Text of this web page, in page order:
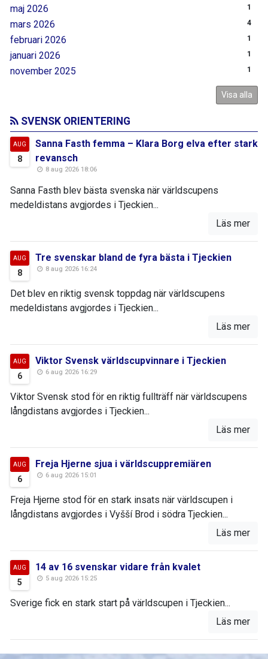
maj 2026 1
mars 2026 4
februari 2026 1
januari 2026 1
november 2025 1
Visa alla
SVENSK ORIENTERING
AUG
8
Sanna Fasth femma – Klara Borg elva efter stark
revansch
8 aug 2026 18:06
Sanna Fasth blev bästa svenska när världscupens
medeldistans avgjordes i Tjeckien...
Läs mer
AUG
8
Tre svenskar bland de fyra bästa i Tjeckien
8 aug 2026 16:24
Det blev en riktig svensk toppdag när världscupens
medeldistans avgjordes i Tjeckien...
Läs mer
AUG
6
Viktor Svensk världscupvinnare i Tjeckien
6 aug 2026 16:29
Viktor Svensk stod för en riktig fullträff när världscupens
långdistans avgjordes i Tjeckien...
Läs mer
AUG
6
Freja Hjerne sjua i världscuppremiären
6 aug 2026 15:01
Freja Hjerne stod för en stark insats när världscupen i
långdistans avgjordes i Vyšší Brod i södra Tjeckien...
Läs mer
AUG
5
14 av 16 svenskar vidare från kvalet
5 aug 2026 15:25
Sverige fick en stark start på världscupen i Tjeckien...
Läs mer